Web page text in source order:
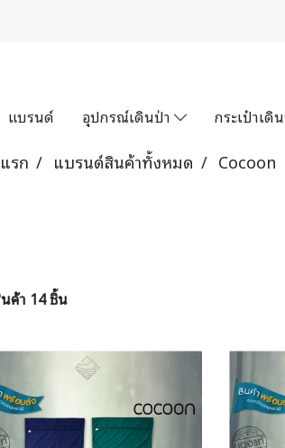
แบรนด์ อุปกรณ์เดินป่า กระเป๋าเดิ
รก แบรนด์สินค้าทั้งหมด Cocoon
ค้า 14 ชิ้น